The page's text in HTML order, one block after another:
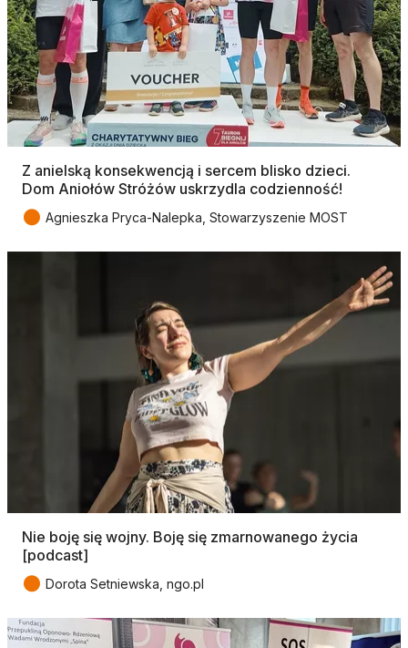
Z anielską konsekwencją i sercem blisko dzieci.
Dom Aniołów Stróżów uskrzydla codzienność!
● Agnieszka Pryca-Nalepka, Stowarzyszenie MOST
Nie boję się wojny. Boję się zmarnowanego życia
[podcast]
● Dorota Setniewska, ngo.pl